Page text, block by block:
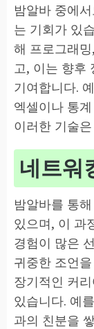
밤알바 중에
는 기회가 있
해 프로그래
고, 이는 향후
기여합니다.
엑셀이나 통
이러한 기술
네트워
밤알바를 통
있으며, 이 과
경험이 많은
귀중한 조언
장기적인 커
있습니다. 예
과의 친분을